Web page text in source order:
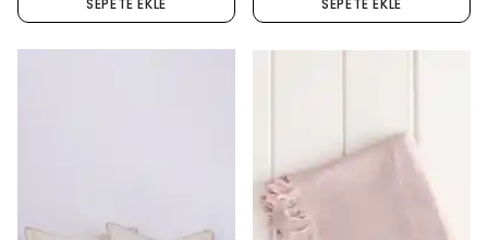
SEPETE EKLE SEPETE EKLE